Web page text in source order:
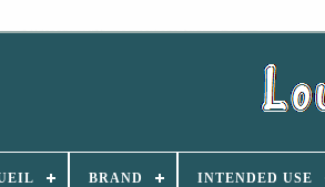
BRAND INTENDED USE